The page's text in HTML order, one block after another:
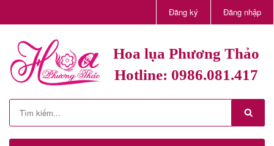
Đăng ký Đăng nhập
Hoa lụa Phương Thảo
Hotline: 0986.081.417